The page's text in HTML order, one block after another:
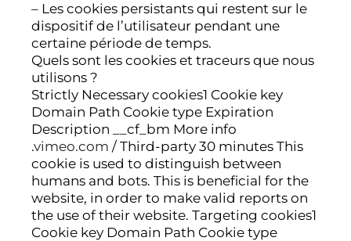
– Les cookies persistants qui restent sur le
dispositif de l’utilisateur pendant une
certaine période de temps.
Quels sont les cookies et traceurs que nous
utilisons ?
Strictly Necessary cookies1 Cookie key
Domain Path Cookie type Expiration
Description __cf_bm More info
.vimeo.com / Third-party 30 minutes This
cookie is used to distinguish between
humans and bots. This is beneficial for the
website, in order to make valid reports on
the use of their website. Targeting cookies1
Cookie key Domain Path Cookie type